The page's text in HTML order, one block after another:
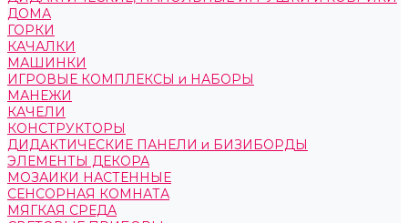
ДОМА
ГОРКИ
КАЧАЛКИ
МАШИНКИ
ИГРОВЫЕ КОМПЛЕКСЫ и НАБОРЫ
МАНЕЖИ
КАЧЕЛИ
КОНСТРУКТОРЫ
ДИДАКТИЧЕСКИЕ ПАНЕЛИ и БИЗИБОРДЫ
ЭЛЕМЕНТЫ ДЕКОРА
МОЗАИКИ НАСТЕННЫЕ
СЕНСОРНАЯ КОМНАТА
МЯГКАЯ СРЕДА